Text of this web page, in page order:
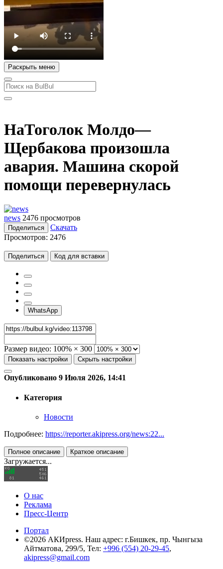
Раскрыть меню
НаТоголок Молдо—
Щербакова произошла
авария. Машина скорой
помощи перевернулась
news 2476 просмотров
Поделиться
Скачать
Просмотров: 2476
Поделиться Код для вставки
WhatsApp
Размер видео: 100% × 300
Показать настройки Скрыть настройки
Опубликовано 9 Июля 2026, 14:41
Категория
Новости
Подробнее: https://reporter.akipress.org/news:22...
Полное описание Краткое описание
Загружается...
О нас
Реклама
Пресс-Центр
Портал
©2026 АКИpress. Наш адрес: г.Бишкек, пр. Чынгыза
Айтматова, 299/5, Тел: +996 (554) 20-29-45,
akipress@gmail.com